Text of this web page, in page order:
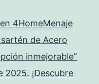
4HomeMenaje
sartén de Acero
inmejorable”
2025. ¡Descubre